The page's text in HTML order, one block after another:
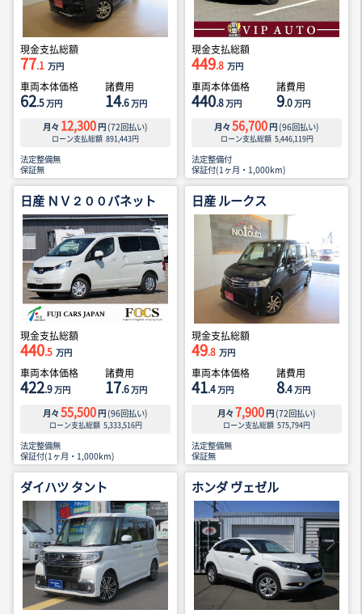
現金支払総額
77.1 万円
車両本体価格
62.5万円
諸費用
14.6万円
月々 12,300 円 (72回払い)
ローン支払総額 891,443円
法定整備無
保証無
現金支払総額
449.8 万円
車両本体価格
440.8万円
諸費用
9.0万円
月々 56,700 円 (96回払い)
ローン支払総額 5,446,119円
法定整備付
保証付(1ヶ月・1,000km)
日産 ＮＶ２００バネット
現金支払総額
440.5 万円
車両本体価格
422.9万円
諸費用
17.6万円
月々 55,500 円 (96回払い)
ローン支払総額 5,333,516円
法定整備無
保証付(1ヶ月・1,000km)
日産 ルークス
現金支払総額
49.8 万円
車両本体価格
41.4万円
諸費用
8.4万円
月々 7,900 円 (72回払い)
ローン支払総額 575,794円
法定整備無
保証無
ダイハツ タント ホンダ ヴェゼル